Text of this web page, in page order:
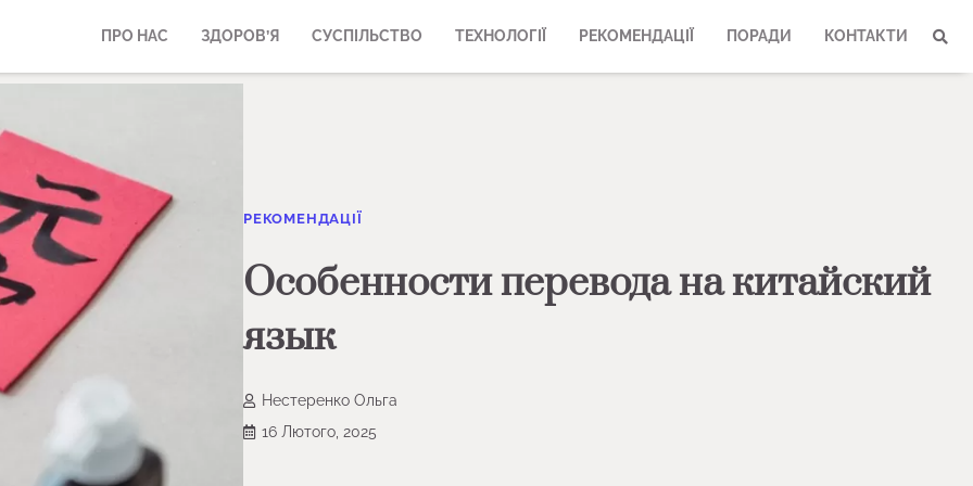
ПРО НАС ЗДОРОВ’Я СУСПІЛЬСТВО ТЕХНОЛОГІЇ РЕКОМЕНДАЦІЇ ПОРАДИ КОНТАКТИ
РЕКОМЕНДАЦІЇ
Особенности перевода на китайский
язык
Нестеренко Ольга
16 Лютого, 2025